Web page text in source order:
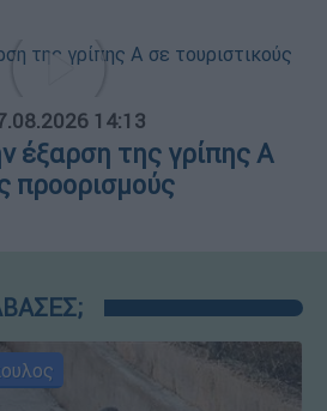
14:13
έξαρση της γρίπης Α
προορισμούς